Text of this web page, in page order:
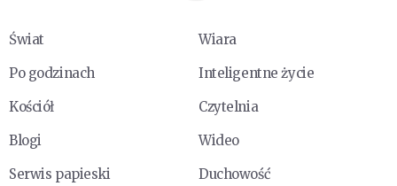
Świat
Wiara
Po godzinach
Inteligentne życie
Kościół
Czytelnia
Blogi
Wideo
Serwis papieski
Duchowość